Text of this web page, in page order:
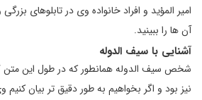
امیر المؤید و افراد خانواده وی در تابلوهای
آن ها را ببینید.
آشنایی با سیف الدوله
شخص سیف الدوله همانطور که در طول این متن
نیز بود و اگر بخواهیم به طور دقیق تر بیان